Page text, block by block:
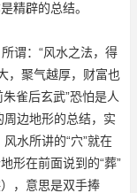
精辟的总结。
谓：“风水之法，得
，聚气越厚，财富也
雀后玄武”恐怕是人
边地形的总结，实
水所讲的“穴”就在
形在前面说到的“葬”
，意思是双手捧